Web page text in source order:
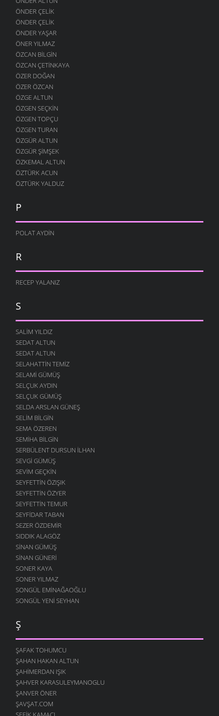
ÖNDER ÇELIK
ÖNDER ÇELIK
ÖNDER YAŞAR
ÖNER YILMAZ
ÖZCAN BILGIN
ÖZCAN ÇETINKAYA
ÖZER DOĞAN
ÖZER ÖZCAN
ÖZGE ALTUN
ÖZGEN SEÇKIN
ÖZGEN TOPÇU
ÖZGEN TURAN
ÖZGÜR ALTUN
ÖZGÜR ŞIMŞEK
ÖZKEMAL ALTUN
ÖZTÜRK ACUN
ÖZTÜRK YALDUZ
P
POLAT AYDIN
R
RECEP YALANIZ
S
SALIM YILDIZ
SEDAT ALTUN
SEDAT ALTUN
SELAHATTIN TEMIZ
SELAMI GÜMÜŞ
SELÇUK AYDIN
SELÇUK GÜMÜŞ
SELDA ARSLAN GÜNEŞ
SELIM BILGIN
SEMA ÖZEREN
SEMIHA BILGIN
SERBÜLENT DURSUN İLHAN
SEVGI GÜMÜŞ
SEVIM GEÇKIN
SEYFETTIN ÖZIŞIK
SEYFETTIN ÖZYER
SEYFETTIN TEMUR
SEYFIDAR TABAN
SEZER ÖZDEMIR
SIDDIK ALAGÖZ
SINAN GÜMÜŞ
SINAN GÜNERI
SONER KAYA
SONER YILMAZ
SONGÜL EMINAĞAOĞLU
SONGÜL YENI SEYHAN
Ş
ŞAFAK TOHUMCU
ŞAHAN HAKAN ALTUN
ŞAHIMERDAN IŞIK
ŞAHVER KARASULEYMANOGLU
ŞANVER ÖNER
ŞAVŞAT.COM